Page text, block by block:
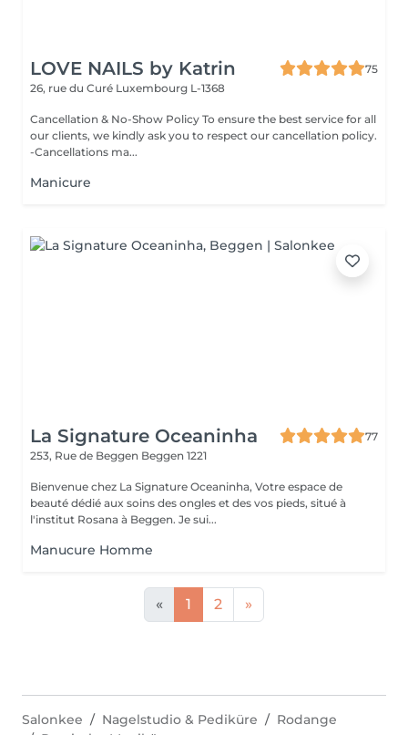
LOVE NAILS by Katrin
75
26, rue du Curé Luxembourg L-1368
Cancellation & No-Show Policy To ensure the best service for all
our clients, we kindly ask you to respect our cancellation policy.
-Cancellations ma...
Manicure
La Signature Oceaninha
77
253, Rue de Beggen Beggen 1221
Bienvenue chez La Signature Oceaninha, Votre espace de
beauté dédié aux soins des ongles et des vos pieds, situé à
l'institut Rosana à Beggen. Je sui...
Manucure Homme
« 1 2 »
Salonkee Nagelstudio & Pediküre
Rodange